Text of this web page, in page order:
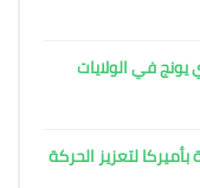
في الولايات
لتعزيز الحركة